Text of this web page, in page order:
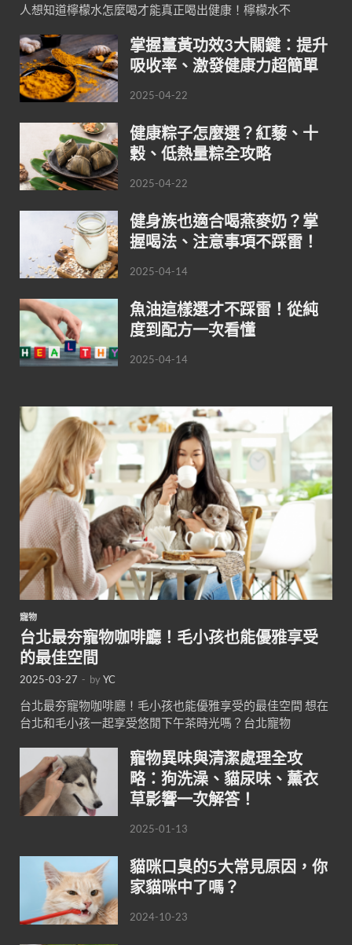
人想知道檸檬水怎麼喝才能真正喝出健康！檸檬水不
掌握薑黃功效3大關鍵：提升
吸收率、激發健康力超簡單
2025-04-22
健康粽子怎麼選？紅藜、十
穀、低熱量粽全攻略
2025-04-22
健身族也適合喝燕麥奶？掌
握喝法、注意事項不踩雷！
2025-04-14
魚油這樣選才不踩雷！從純
度到配方一次看懂
2025-04-14
寵物
台北最夯寵物咖啡廳！毛小孩也能優雅享受
的最佳空間
2025-03-27 - byYC
台北最夯寵物咖啡廳！毛小孩也能優雅享受的最佳空間 想在
台北和毛小孩一起享受悠閒下午茶時光嗎？台北寵物
寵物異味與清潔處理全攻
略：狗洗澡、貓尿味、薰衣
草影響一次解答！
2025-01-13
貓咪口臭的5大常見原因，你
家貓咪中了嗎？
2024-10-23